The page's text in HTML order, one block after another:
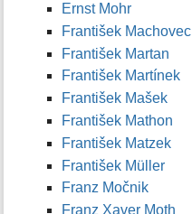
Ernst Mohr
František Machovec
František Martan
František Martínek
František Mašek
František Mathon
František Matzek
František Müller
Franz Močnik
Franz Xaver Moth